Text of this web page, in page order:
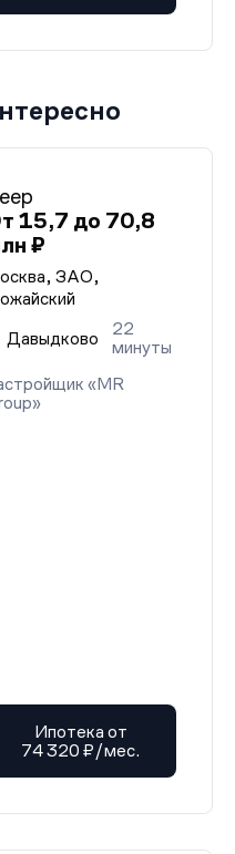
15,7 до 70,8
₽
ЗАО,
Давыдково
22
минуты
«MR
Ипотека от
74 320 ₽/мес.